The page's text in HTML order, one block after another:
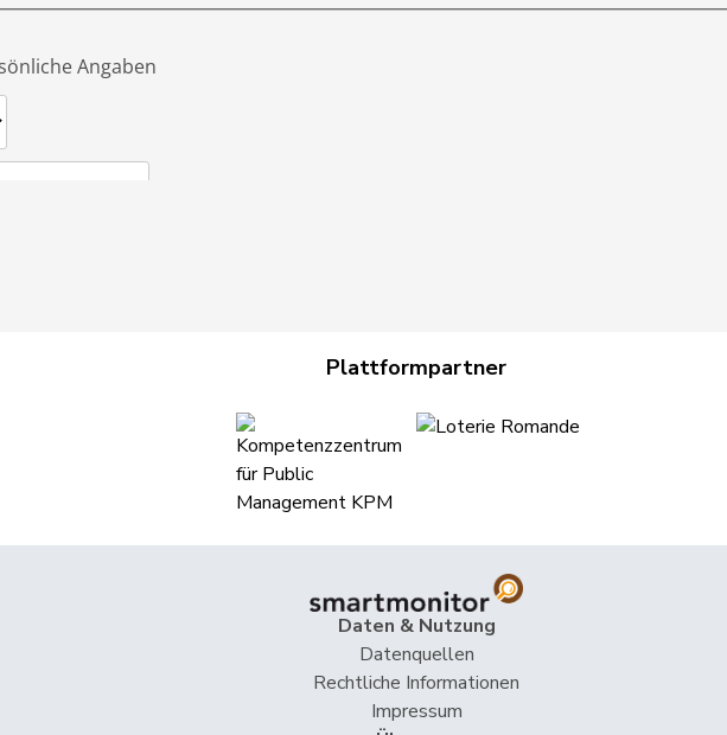
Plattformpartner
Daten & Nutzung
Datenquellen
Rechtliche Informationen
Impressum